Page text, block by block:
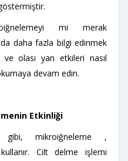
mi merak
daha fazla bilgi edinmek
olası yan etkileri nasıl
devam edin.
Etkinliği
gibi, mikroiğneleme ,
Cilt delme işlemi